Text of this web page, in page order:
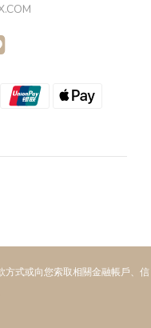
方式或向您索取相關金融帳戶、信